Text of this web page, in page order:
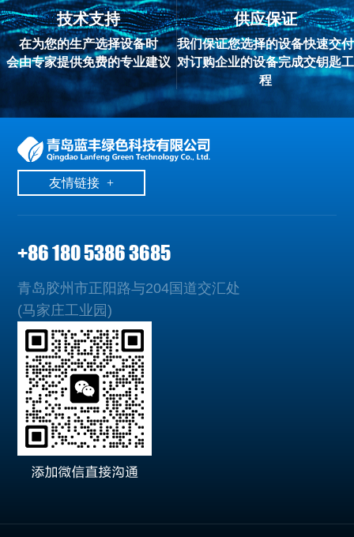
技术支持
在为您的生产选择设备时
会由专家提供免费的专业建议
供应保证
我们保证您选择的设备快速交付
对订购企业的设备完成交钥匙工
程
友情链接 +
+86 180 5386 3685
青岛胶州市正阳路与204国道交汇处
(马家庄工业园)